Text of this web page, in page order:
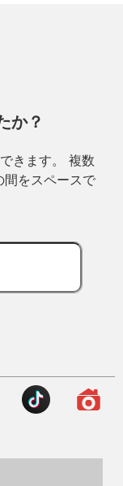
か？
きます。 複数
間をスペースで